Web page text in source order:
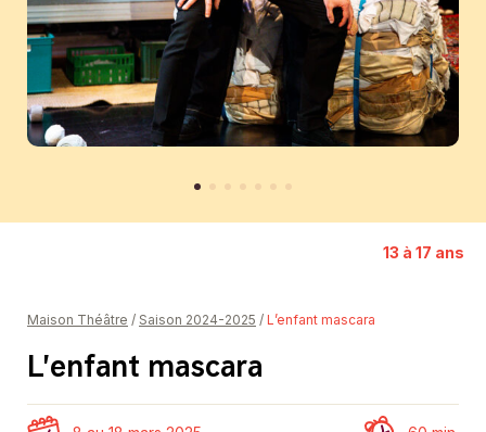
Représentation solidaire
Partenaires
13 à 17 ans
Maison Théâtre / Saison 2024-2025 / L’enfant mascara
L’enfant mascara